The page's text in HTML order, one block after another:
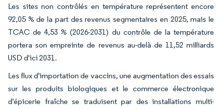
Les sites non contrôlés en température représentent encore
92,05 % de la part des revenus segmentaires en 2025, mais le
TCAC de 4,53 % (2026-2031) du contrôle de la température
portera son empreinte de revenus au-delà de 11,52 milliards
USD d'ici 2031.
Les flux d'importation de vaccins, une augmentation des essais
sur les produits biologiques et le commerce électronique
d'épicerie fraîche se traduisent par des installations multi-